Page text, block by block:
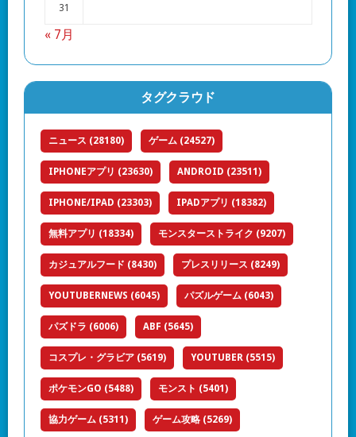
31
« 7月
タグクラウド
ニュース (28180) ゲーム (24527)
IPHONEアプリ (23630) ANDROID (23511)
IPHONE/IPAD (23303) IPADアプリ (18382)
無料アプリ (18334) モンスターストライク (9207)
カジュアルフード (8430) プレスリリース (8249)
YOUTUBERNEWS (6045) パズルゲーム (6043)
パズドラ (6006) ABF (5645)
コスプレ・グラビア (5619) YOUTUBER (5515)
ポケモンGO (5488) モンスト (5401)
協力ゲーム (5311) ゲーム攻略 (5269)